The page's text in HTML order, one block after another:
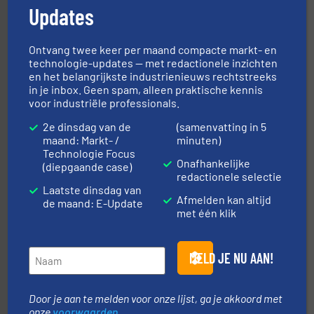
DMN-WESTINGHOUSE
plastic-, (petro) chemische, farmaceutische,
mineralen-, energie en biomassa industrieën.
Euro Manchetten & Compensatoren is al meer dan
dertig jaar actief op het gebied van flexibele
Meer info ➜
Updates
Ontvang twee keer per maand compacte markt- en
technologie-updates — met redactionele inzichten
en het belangrijkste industrienieuws rechtstreeks
in je inbox. Geen spam, alleen praktische kennis
voor industriële professionals.
2e dinsdag van de
maand: Markt- /
Technologie Focus
(diepgaande case)
Laatste dinsdag van
de maand: E-Update
(samenvatting in 5
minuten)
Onafhankelijke
redactionele selectie
Afmelden kan altijd
met één klik
MELD JE NU AAN!
Door je aan te melden voor onze lijst, ga je akkoord met